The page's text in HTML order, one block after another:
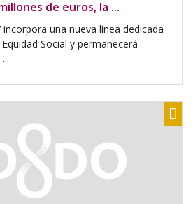
de euros, la ...
una nueva línea dedicada
Social y permanecerá